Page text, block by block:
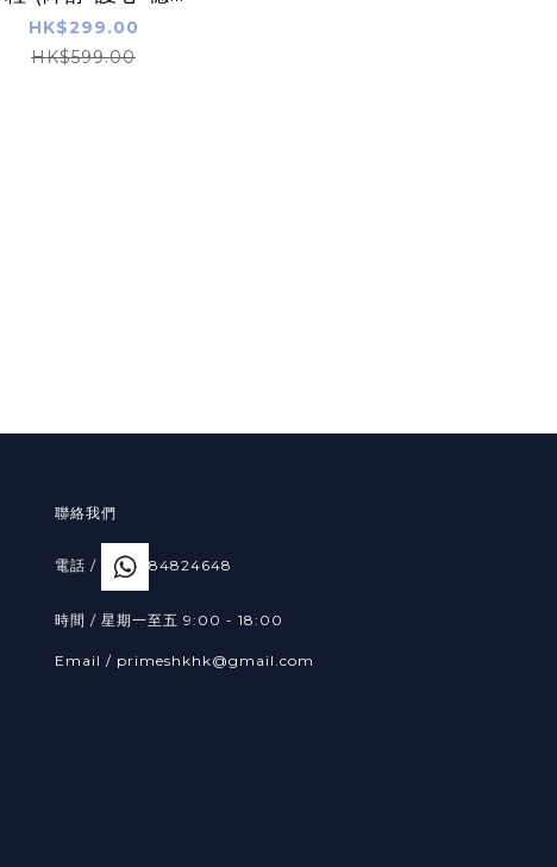
高)
HK$299.00
HK$599.00
聯絡我們
電話 / 84824648
時間 / 星期一至五 9:00 - 18:00
Email / primeshkhk@gmail.com